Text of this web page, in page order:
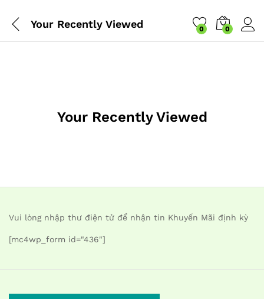
Your Recently Viewed 0 0
Your Recently Viewed
Vui lòng nhập thư điện tử để nhận tin Khuyến Mãi định kỳ
[mc4wp_form id="436"]